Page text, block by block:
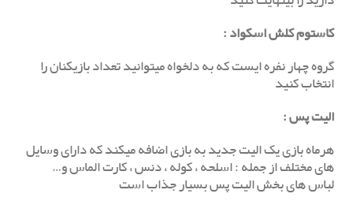
کاستوم کلش اسکواد :
گروه چهار نفره ایست که به دلخواه میتوانید تعداد بازیکنان را
انتخاب کنید
الیت پس:
هرماه بازی یک الیت جدید به بازی اضافه میکند که دارای وسایل
های مختلف از جمله : اسلحه ، کوله ، دنس ، کارت الماس و…
لباس های بخش الیت پس بسیار جذاب است